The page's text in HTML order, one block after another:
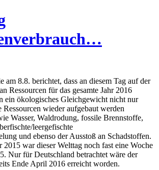
am 8.8. berichtet, dass an diesem Tag auf der
Ressourcen für das gesamte Jahr 2016
ein ökologisches Gleichgewicht nicht nur
Ressourcen wieder aufgebaut werden
Wasser, Waldrodung, fossile Brennstoffe,
leergefischte
und ebenso der Ausstoß an Schadstoffen.
2015 war dieser Welttag noch fast eine Woche
Nur für Deutschland betrachtet wäre der
Ende April 2016 erreicht worden.